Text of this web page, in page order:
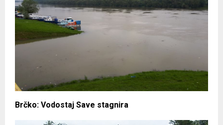
Brčko: Vodostaj Save stagnira